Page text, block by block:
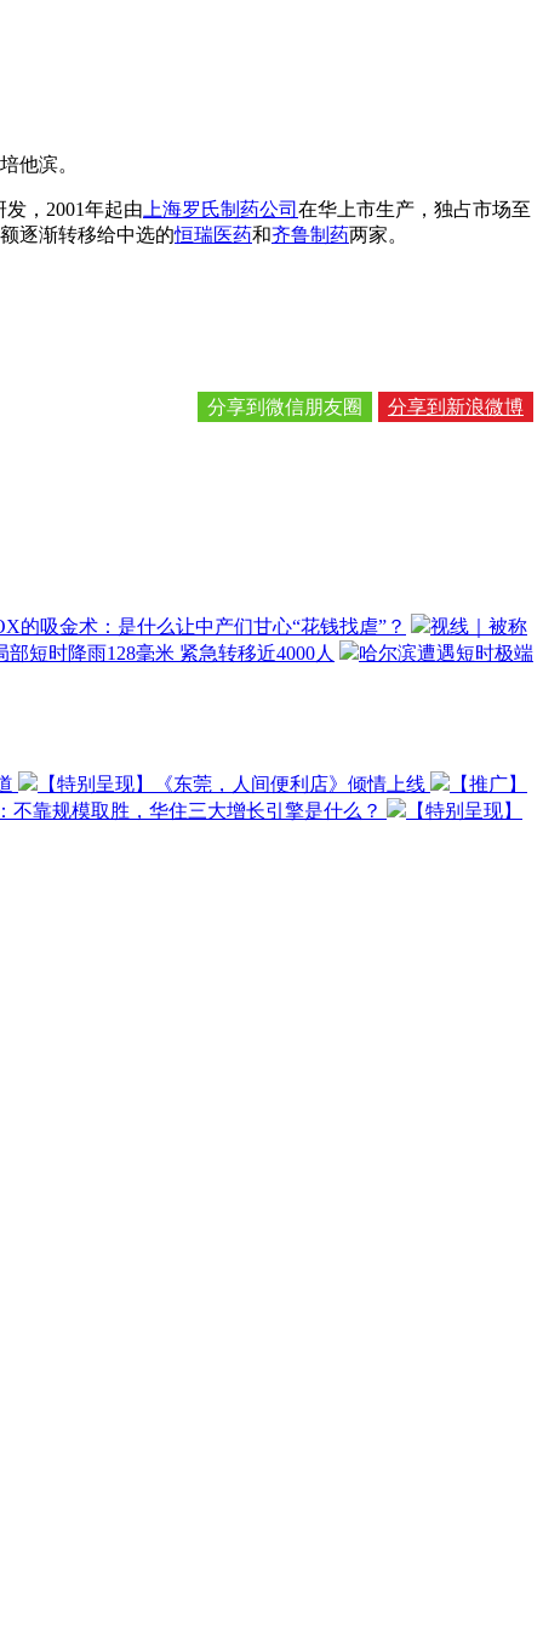
他滨。
，2001年起由 上海罗氏制药公司 在华上市生产，独占市场至
逐渐转移给中选的恒瑞医药和齐鲁制药两家。
分享到新浪微博
分享到微信朋友圈
的吸金术：是什么让中产们甘心“花钱找虐”？
视线｜被称
部短时降雨128毫米 紧急转移近4000人
哈尔滨遭遇短时极端
【特别呈现】《东莞，人间便利店》倾情上线
【推广】
不靠规模取胜，华住三大增长引擎是什么？
【特别呈现】